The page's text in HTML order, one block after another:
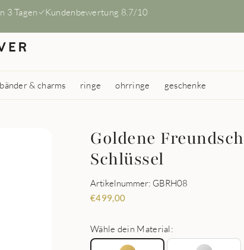
3 Tagen Kundenbewertung 8.7/10
& charms ringe ohrringe geschenke
Goldene
Schlüssel
Artikelnummer: GBRH08
€499,00
Wähle dein Material: